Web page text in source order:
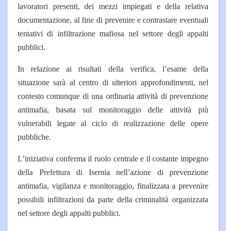
lavoratori presenti, dei mezzi impiegati e della relativa
documentazione, al fine di prevenire e contrastare eventuali
tentativi di infiltrazione mafiosa nel settore degli appalti
pubblici.
In relazione ai risultati della verifica, l’esame della
situazione sarà al centro di ulteriori approfondimenti, nel
contesto comunque di una ordinaria attività di prevenzione
antimafia, basata sul monitoraggio delle attività più
vulnerabili legate al ciclo di realizzazione delle opere
pubbliche.
L’iniziativa conferma il ruolo centrale e il costante impegno
della Prefettura di Isernia nell’azione di prevenzione
antimafia, vigilanza e monitoraggio, finalizzata a prevenire
possibili infiltrazioni da parte della criminalità organizzata
nel settore degli appalti pubblici.